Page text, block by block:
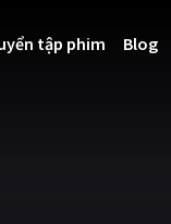
tập phim Blog